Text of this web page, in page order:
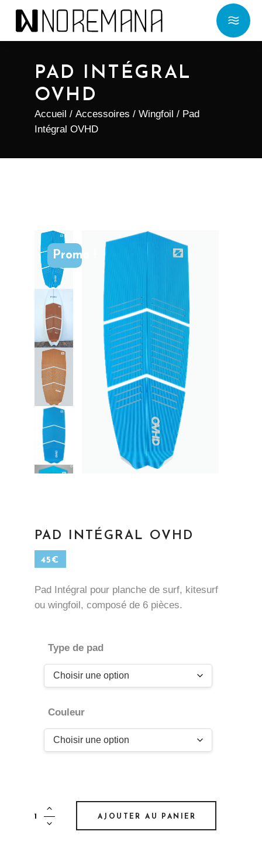
PAD INTÉGRAL
OVHD
Accueil / Accessoires / Wingfoil / Pad
Intégral OVHD
Promo !
PAD INTÉGRAL OVHD
45€
Pad Intégral pour planche de surf, kitesurf
ou wingfoil, composé de 6 pièces.
Type de pad
Couleur
Pad
Intégral
AJOUTER AU PANIER